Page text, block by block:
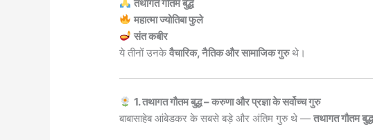
तथागत गौतम बुद्ध
महात्मा ज्योतिबा फुले
संत कबीर
ये तीनों उनकेवैचारिक, नैतिक और सामाजिक गुरुथे।
1. तथागत गौतम बुद्ध – करुणा और प्रज्ञा के सर्वोच्च गुरु
बाबासाहेब आंबेडकर के सबसे बड़े और अंतिम गुरु थे —तथागत गौतम बुद्ध